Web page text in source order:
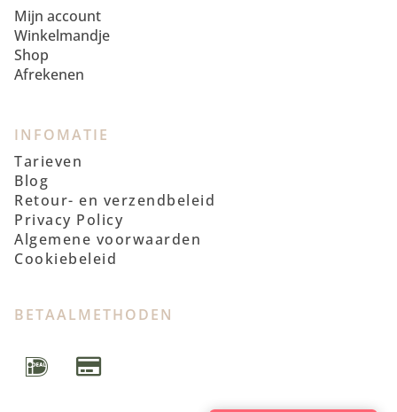
Mijn account
Winkelmandje
Shop
Afrekenen
INFOMATIE
Tarieven
Blog
Retour- en verzendbeleid
Privacy Policy
Algemene voorwaarden
Cookiebeleid
BETAALMETHODEN